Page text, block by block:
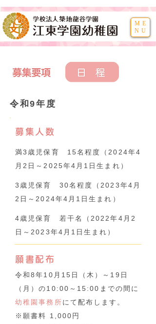
ME
NU
令和9年度
募集人数
満3歳児保育 15名程度（2024年4
月2日～2025年4月1日生まれ）
3歳児保育 30名程度（2023年4月
2日～2024年4月1日生まれ）
4歳児保育 若干名（2022年4月2
日～2023年4月1日生まれ）
願書配布
令和8年10月15日（木）～19日
（月）の10:00～15:00までの間に
幼稚園事務所にて配布します。
※願書料 1,000円